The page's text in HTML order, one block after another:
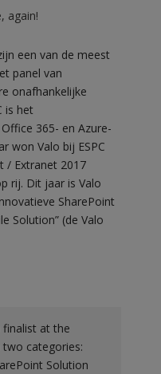
again!
een van de meest
panel van
onafhankelijke
is het
365- en Azure-
won Valo bij ESPC
/ Extranet 2017
rij. Dit jaar is Valo
SharePoint
Solution” (de Valo
finalist at the
two categories:
Solution